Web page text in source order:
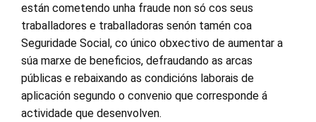
están cometendo unha fraude non só cos seus
traballadores e traballadoras senón tamén coa
Seguridade Social, co único obxectivo de aumentar a
súa marxe de beneficios, defraudando as arcas
públicas e rebaixando as condicións laborais de
aplicación segundo o convenio que corresponde á
actividade que desenvolven.